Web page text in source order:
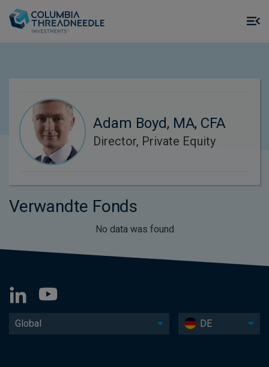
Adam Boyd, MA, CFA
Director, Private Equity
Verwandte Fonds
No data was found
Global DE